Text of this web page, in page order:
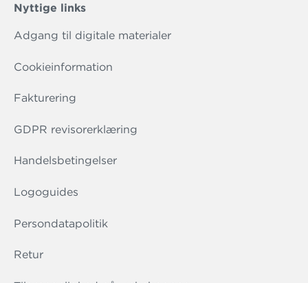
Nyttige links
Adgang til digitale materialer
Cookieinformation
Fakturering
GDPR revisorerklæring
Handelsbetingelser
Logoguides
Persondatapolitik
Retur